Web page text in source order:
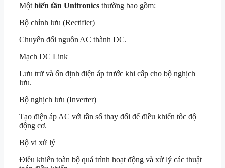
Mộtbiến tần Unitronics thường bao gồm:
Bộ chỉnh lưu (Rectifier)
Chuyển đổi nguồn AC thành DC.
Mạch DC Link
Lưu trữ và ổn định điện áp trước khi cấp cho bộ nghịch
lưu.
Bộ nghịch lưu (Inverter)
Tạo điện áp AC với tần số thay đổi để điều khiển tốc độ
động cơ.
Bộ vi xử lý
Điều khiển toàn bộ quá trình hoạt động và xử lý các thuật